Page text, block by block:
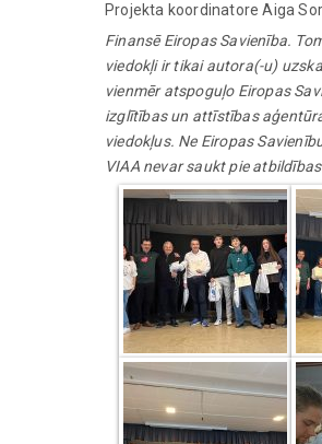
Projekta koordinatore Aiga
Finansē Eiropas Savienība.
viedokļi ir tikai autora(-u)
vienmēr atspoguļo Eiropas
izglītības un attīstības
viedokļus. Ne Eiropas
VIAA nevar saukt pie